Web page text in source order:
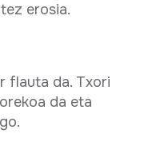
erosia.
flauta da. Txori
da eta